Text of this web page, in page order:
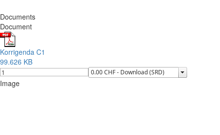
Documents
Document
Korrigenda C1
99.626 KB
Image